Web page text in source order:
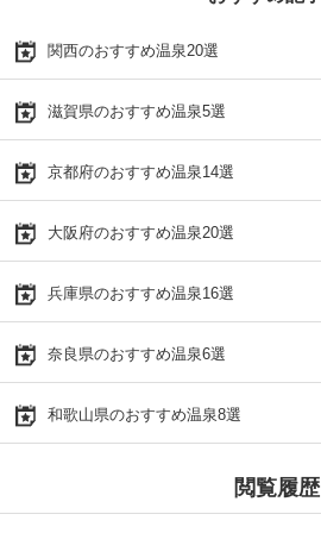
関西のおすすめ温泉20選
滋賀県のおすすめ温泉5選
京都府のおすすめ温泉14選
大阪府のおすすめ温泉20選
兵庫県のおすすめ温泉16選
奈良県のおすすめ温泉6選
和歌山県のおすすめ温泉8選
閲覧履歴